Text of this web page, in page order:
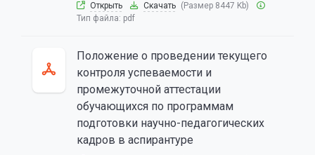
Открыть Скачать (Размер 8447 Kb)
Тип файла: pdf
Положение о проведении текущего
контроля успеваемости и
промежуточной аттестации
обучающихся по программам
подготовки научно-педагогических
кадров в аспирантуре